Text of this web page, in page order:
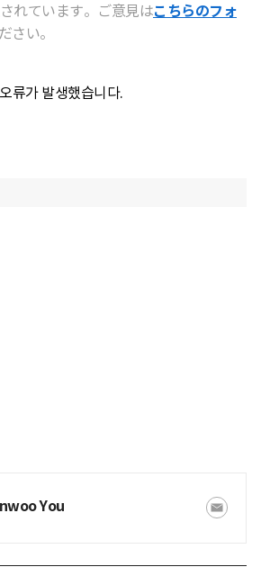
れています。ご意見はこちらのフォ
さい。
류가 발생했습니다.
You